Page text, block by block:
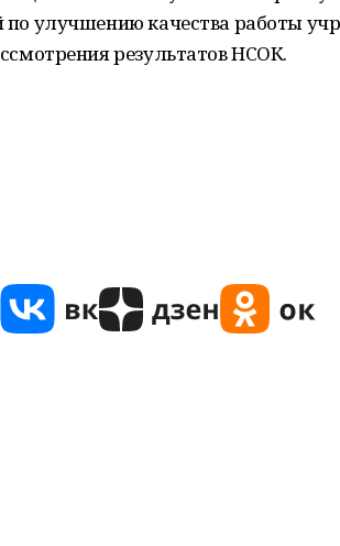
улучшению качества работы
результатов НСОК.